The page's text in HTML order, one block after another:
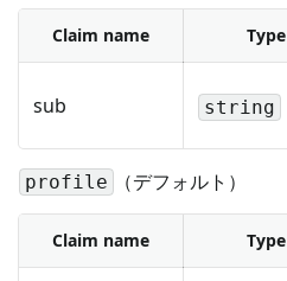
Claim name Type
sub string
profile （デフォルト）
Claim name Type